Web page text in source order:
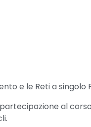
e le Reti a singolo
al